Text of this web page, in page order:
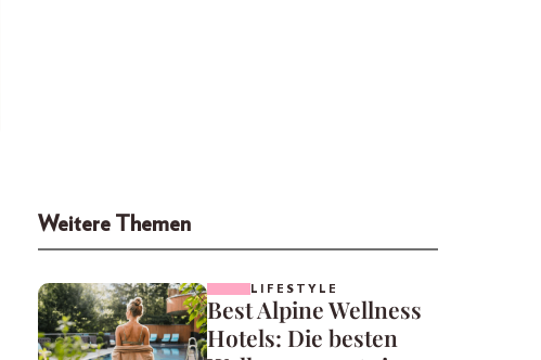
Weitere Themen
LIFESTYLE
Best Alpine Wellness
Hotels: Die besten